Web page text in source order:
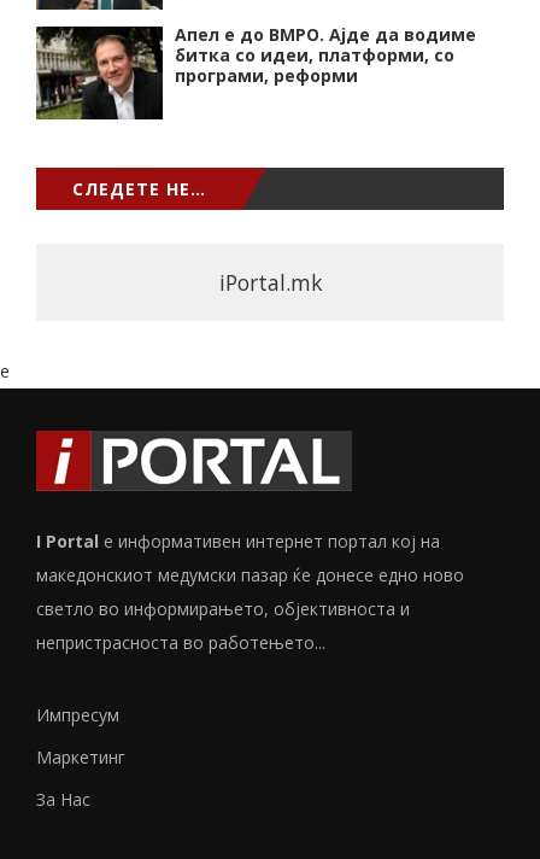
Апел е до ВМРО. Ајде да водиме
битка со идеи, платформи, со
програми, реформи
СЛЕДЕТЕ НЕ…
iPortal.mk
e
I Portal е информативен интернет портал кој на
македонскиот медумски пазар ќе донесе едно ново
светло во информирањето, објективноста и
непристрасноста во работењето...
Импресум
Маркетинг
За Нас